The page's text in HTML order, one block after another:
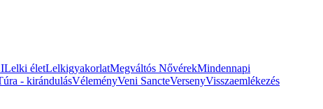
Lelki életLelkigyakorlatMegváltós NővérekMindennapi
- kirándulásVéleményVeni SancteVersenyVisszaemlékezés